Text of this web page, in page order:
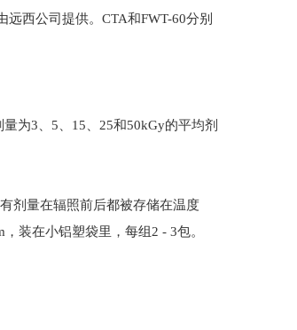
西公司提供。CTA和FWT-60分别
为3、5、15、25和50kGy的平均剂
剂量在辐照前后都被存储在温度
装在小铝塑袋里，每组2 - 3包。